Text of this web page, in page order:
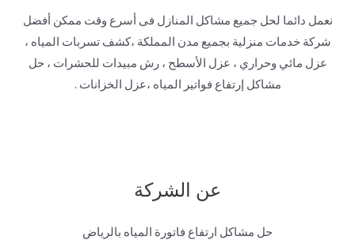
نعمل دائما لحل جميع مشاكل المنازل فى أسرع وقت ممكن أفضل
شركة خدمات منزلية بجميع مدن المملكة ،كشف تسربات المياه ،
عزل مائي وحراري ، عزل الأسطح ، رش مبيدات للحشرات ، حل
مشاكل إرتفاع فواتير المياه ،عزل الخزانات .
عن الشركة
حل مشاكل ارتفاع فاتورة المياه بالرياض